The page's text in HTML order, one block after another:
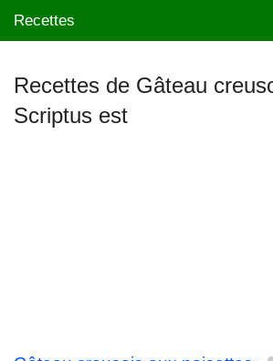
Recettes
Mes blogs préférés
Recettes de Gâteau
Scriptus est